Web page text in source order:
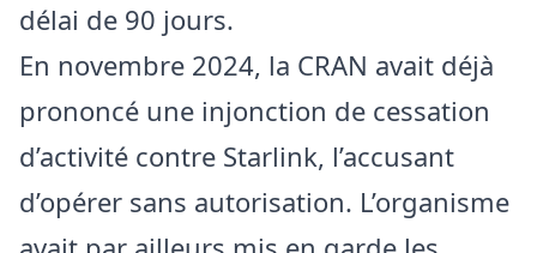
délai de 90 jours.
En novembre 2024, la CRAN avait déjà
prononcé une injonction de cessation
d’activité contre Starlink, l’accusant
d’opérer sans autorisation. L’organisme